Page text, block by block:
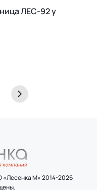
ЛЕС-92 у
М» 2014-2026